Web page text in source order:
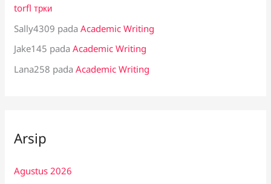
torfl трки
Sally4309 padaAcademic Writing
Jake145 padaAcademic Writing
Lana258 padaAcademic Writing
Arsip
Agustus 2026